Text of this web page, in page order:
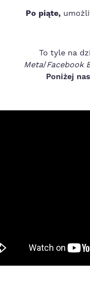
Po piąte,
To tyle na
Meta/Facebook
Poniżej